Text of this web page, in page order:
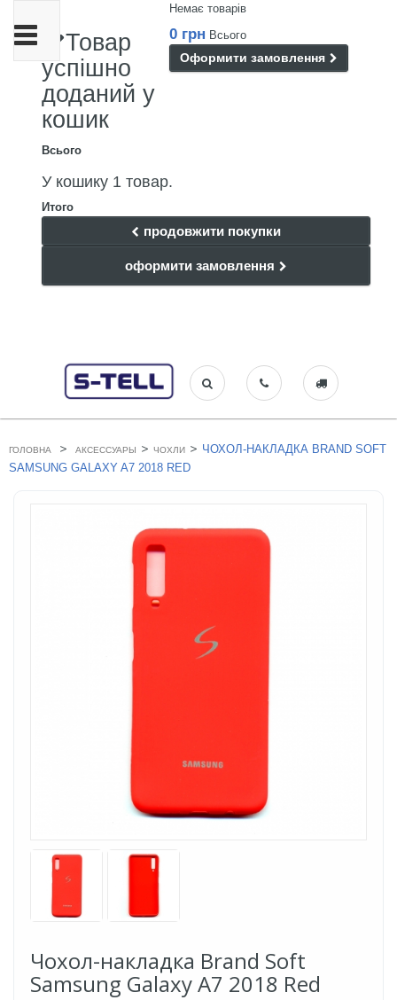
Немає товарів
0 грн Всього
Оформити замовлення
Товар
успішно
доданий у
кошик
Всього
У кошику 1 товар.
Итого
продовжити покупки
оформити замовлення
Toggle
navigation
ГОЛОВНА > АКСЕССУАРЫ > ЧОХЛИ > ЧОХОЛ-НАКЛАДКА BRAND SOFT
SAMSUNG GALAXY A7 2018 RED
Чохол-накладка Brand Soft
Samsung Galaxy A7 2018 Red